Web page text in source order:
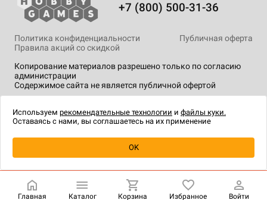
Купить| 1 490 ₽
+7 (800) 500-31-36
Копирование материалов разрешено только по согласию
администрации
Содержимое сайта не является публичной офертой
Политика конфиденциальности
Публичная оферта
Правила акций со скидкой
технологии.
Главная Каталог Корзина Избранное Войти
Используем рекомендательные технологии и файлы куки.
Оставаясь с нами, вы соглашаетесь на их применение
OK